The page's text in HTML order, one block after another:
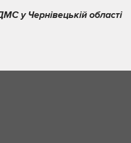
у Чернівецькій області